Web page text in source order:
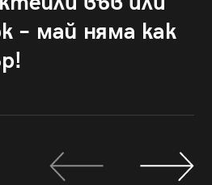
– май няма как